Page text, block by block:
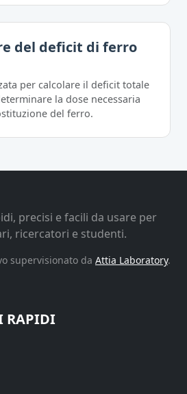
del deficit di ferro
per calcolare il deficit totale
la dose necessaria
del ferro.
precisi e facili da usare per
ricercatori e studenti.
supervisionato da Attia Laboratory.
RAPIDI